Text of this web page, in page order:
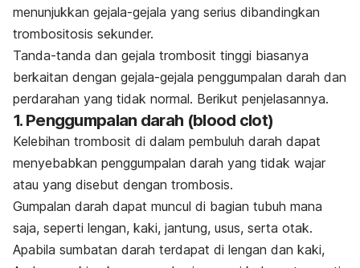
menunjukkan gejala-gejala yang serius dibandingkan
trombositosis sekunder.
Tanda-tanda dan gejala trombosit tinggi biasanya
berkaitan dengan gejala-gejala penggumpalan darah dan
perdarahan yang tidak normal. Berikut penjelasannya.
1. Penggumpalan darah (blood clot)
Kelebihan trombosit di dalam pembuluh darah dapat
menyebabkan penggumpalan darah yang tidak wajar
atau yang disebut dengan trombosis.
Gumpalan darah dapat muncul di bagian tubuh mana
saja, seperti lengan, kaki, jantung, usus, serta otak.
Apabila sumbatan darah terdapat di lengan dan kaki,